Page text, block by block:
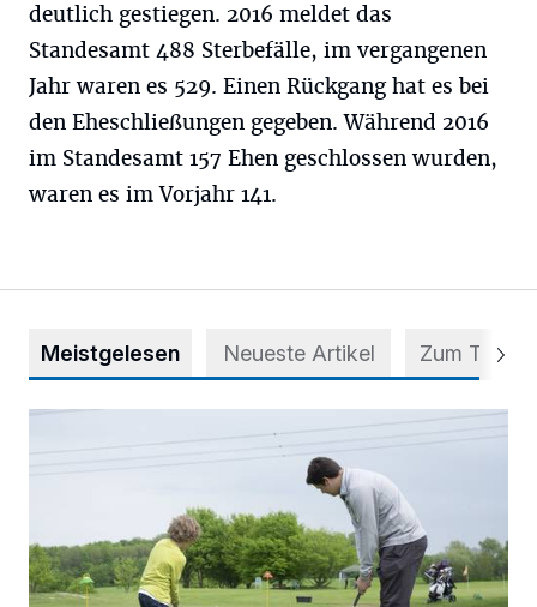
deutlich gestiegen. 2016 meldet das
Standesamt 488 Sterbefälle, im vergangenen
Jahr waren es 529. Einen Rückgang hat es bei
den Eheschließungen gegeben. Während 2016
im Standesamt 157 Ehen geschlossen wurden,
waren es im Vorjahr 141.
Meistgelesen Neueste Artikel Zum Thema